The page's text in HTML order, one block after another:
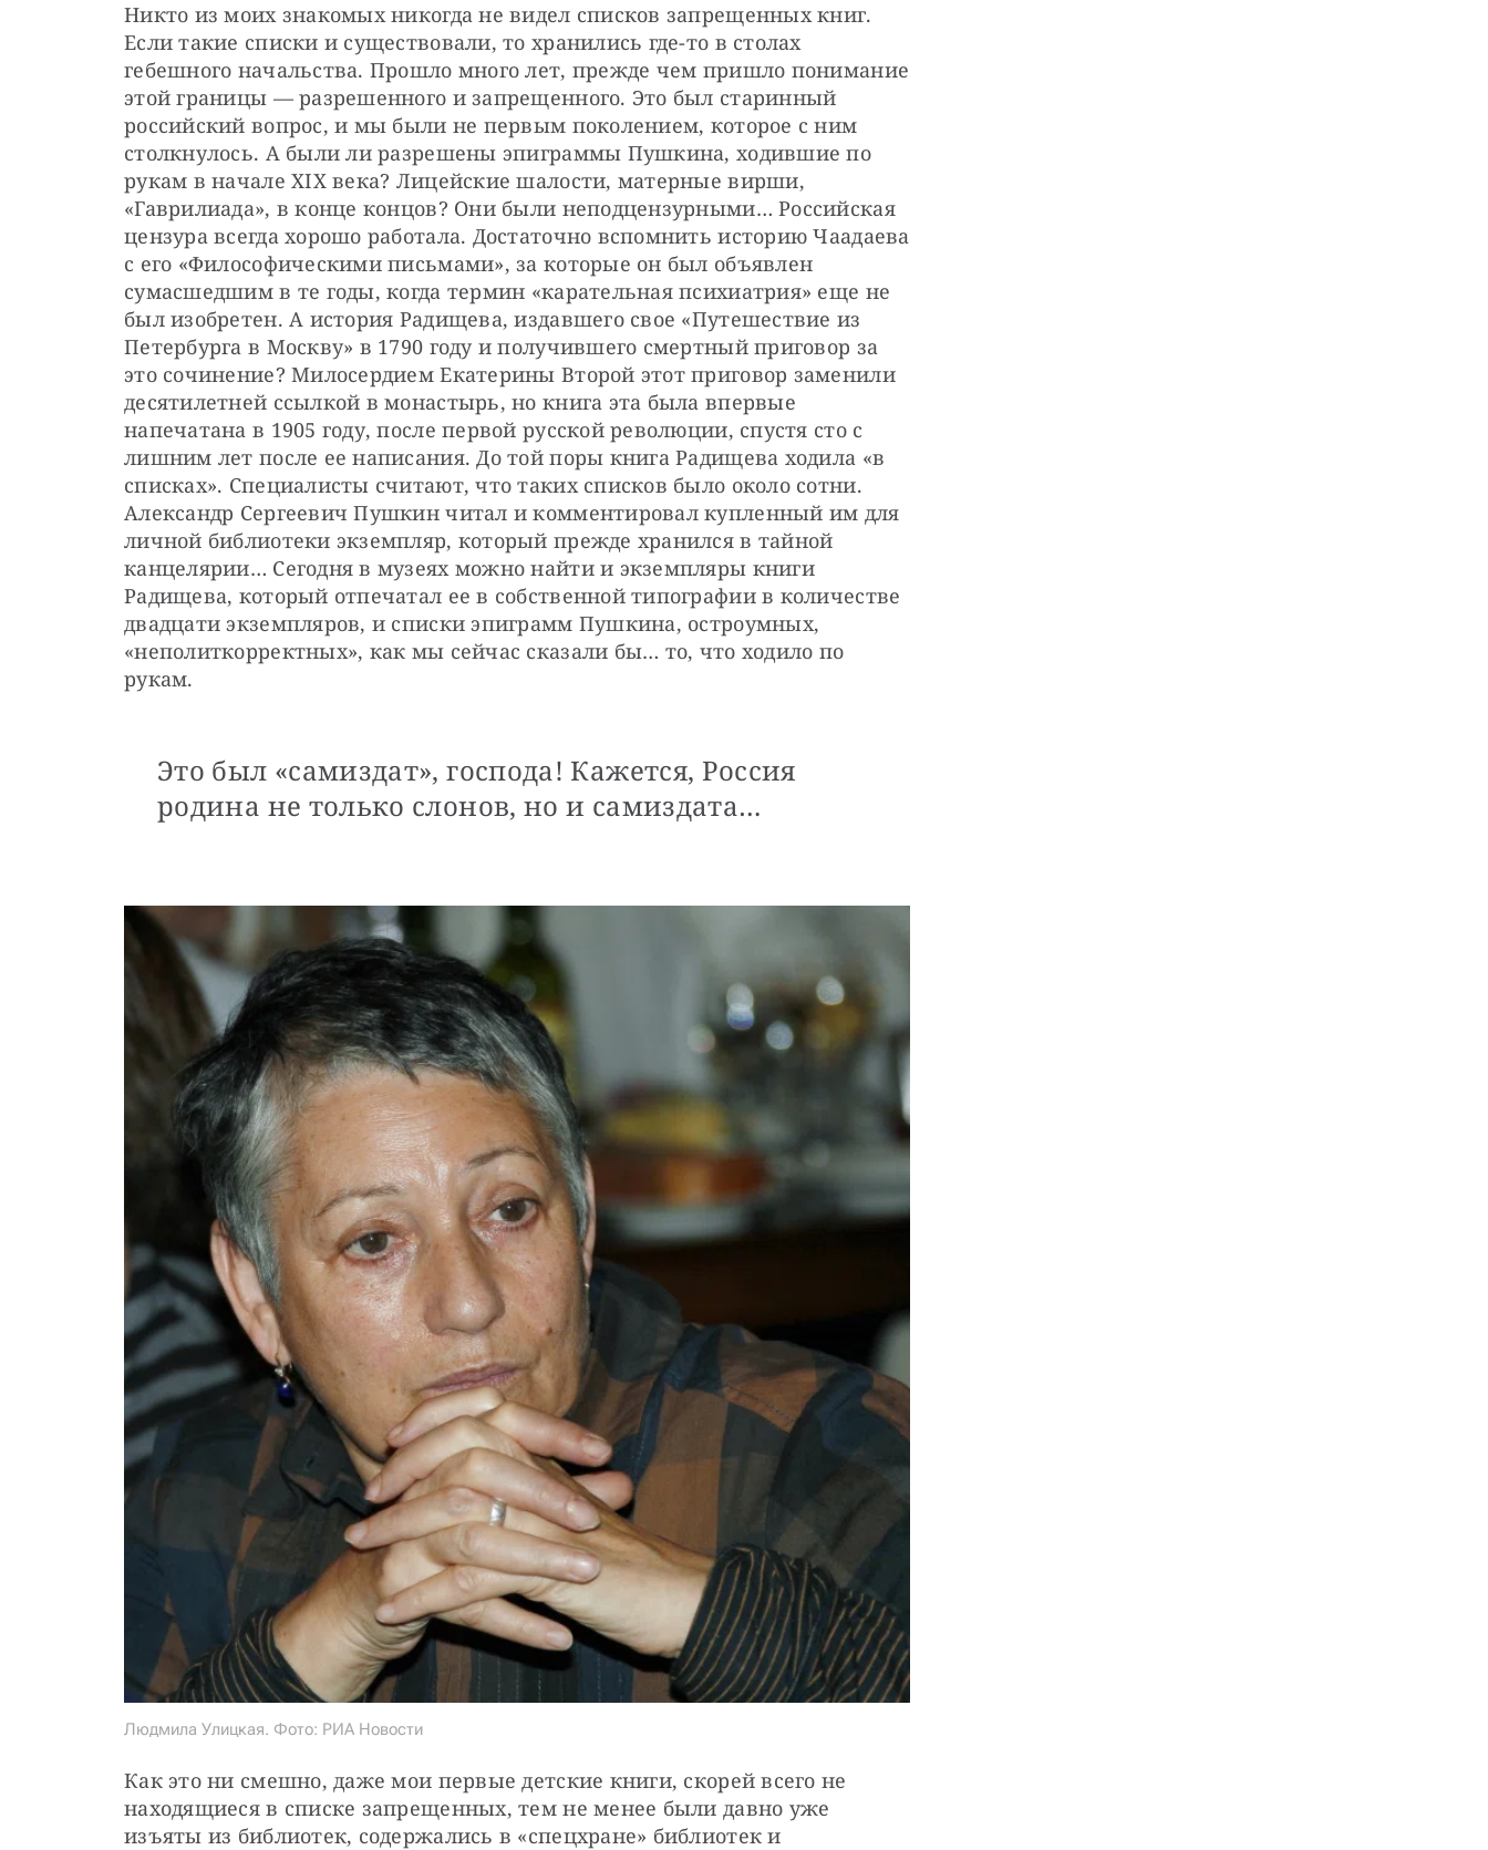
Никто из моих знакомых никогда не видел списков запрещенных книг.
Если такие списки и существовали, то хранились где-то в столах
гебешного начальства. Прошло много лет, прежде чем пришло понимание
этой границы — разрешенного и запрещенного. Это был старинный
российский вопрос, и мы были не первым поколением, которое с ним
столкнулось. А были ли разрешены эпиграммы Пушкина, ходившие по
рукам в начале XIX века? Лицейские шалости, матерные вирши,
«Гаврилиада», в конце концов? Они были неподцензурными… Российская
цензура всегда хорошо работала. Достаточно вспомнить историю Чаадаева
с его «Философическими письмами», за которые он был объявлен
сумасшедшим в те годы, когда термин «карательная психиатрия» еще не
был изобретен. А история Радищева, издавшего свое «Путешествие из
Петербурга в Москву» в 1790 году и получившего смертный приговор за
это сочинение? Милосердием Екатерины Второй этот приговор заменили
десятилетней ссылкой в монастырь, но книга эта была впервые
напечатана в 1905 году, после первой русской революции, спустя сто с
лишним лет после ее написания. До той поры книга Радищева ходила «в
списках». Специалисты считают, что таких списков было около сотни.
Александр Сергеевич Пушкин читал и комментировал купленный им для
личной библиотеки экземпляр, который прежде хранился в тайной
канцелярии… Сегодня в музеях можно найти и экземпляры книги
Радищева, который отпечатал ее в собственной типографии в количестве
двадцати экземпляров, и списки эпиграмм Пушкина, остроумных,
«неполиткорректных», как мы сейчас сказали бы… то, что ходило по
рукам.
Это был «самиздат», господа! Кажется, Россия
родина не только слонов, но и самиздата…
Людмила Улицкая. Фото: РИА Новости
Как это ни смешно, даже мои первые детские книги, скорей всего не
находящиеся в списке запрещенных, тем не менее были давно уже
изъяты из библиотек, содержались в «спецхране» библиотек и